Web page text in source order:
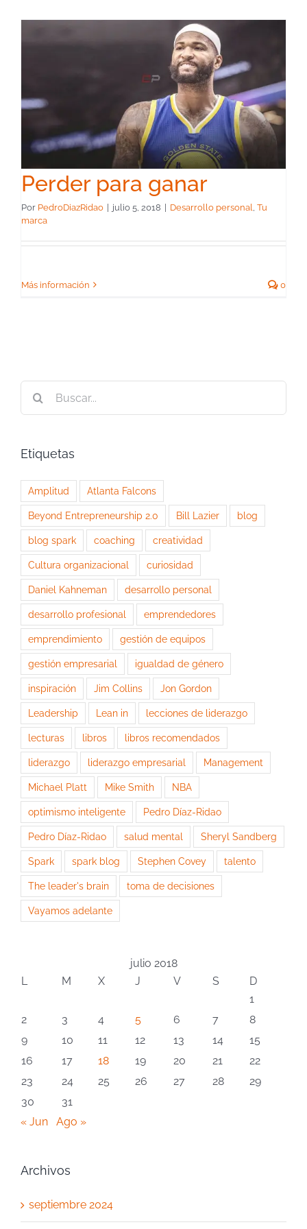
Perder para ganar
Por PedroDiazRidao julio 5, 2018 Desarrollo personal
Tu
marca
Más información 0
Etiquetas
Amplitud Atlanta Falcons
Beyond Entrepreneurship 2.0 Bill Lazier blog
blog spark coaching creatividad
Cultura organizacional curiosidad
Daniel Kahneman desarrollo personal
desarrollo profesional emprendedores
emprendimiento gestión de equipos
gestión empresarial igualdad de género
inspiración Jim Collins Jon Gordon
Leadership Lean in lecciones de liderazgo
lecturas libros libros recomendados
liderazgo liderazgo empresarial Management
Michael Platt Mike Smith NBA
optimismo inteligente Pedro Díaz-Ridao
Pedro Díaz-Ridao salud mental Sheryl Sandberg
Spark spark blog Stephen Covey talento
The leader's brain toma de decisiones
Vayamos adelante
julio 2018
L
M X J V S
D
1
2
3 4 5 6 7
8
9
10 11 12 13 14
15
16
17 18 19 20 21
22
23
24 25 26 27 28
29
30
31
« Jun
Ago »
Archivos
septiembre 2024